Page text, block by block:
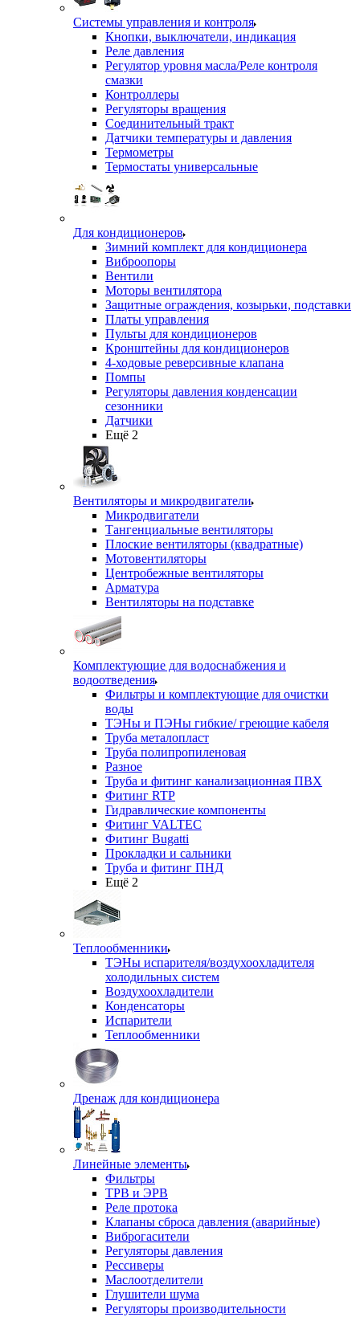
Системы управления и контроля
Кнопки, выключатели, индикация
Реле давления
Регулятор уровня масла/Реле контроля
смазки
Контроллеры
Регуляторы вращения
Соединительный тракт
Датчики температуры и давления
Термометры
Термостаты универсальные
Для кондиционеров
Зимний комплект для кондиционера
Виброопоры
Вентили
Моторы вентилятора
Защитные ограждения, козырьки, подставки
Платы управления
Пульты для кондиционеров
Кронштейны для кондиционеров
4-ходовые реверсивные клапана
Помпы
Регуляторы давления конденсации
сезонники
Датчики
Ещё 2
Вентиляторы и микродвигатели
Микродвигатели
Тангенциальные вентиляторы
Плоские вентиляторы (квадратные)
Мотовентиляторы
Центробежные вентиляторы
Арматура
Вентиляторы на подставке
Комплектующие для водоснабжения и
водоотведения
Фильтры и комплектующие для очистки
воды
ТЭНы и ПЭНы гибкие/ греющие кабеля
Труба металопласт
Труба полипропиленовая
Разное
Труба и фитинг канализационная ПВХ
Фитинг RTP
Гидравлические компоненты
Фитинг VALTEC
Фитинг Bugatti
Прокладки и сальники
Труба и фитинг ПНД
Ещё 2
Теплообменники
ТЭНы испарителя/воздухоохладителя
холодильных систем
Воздухоохладители
Конденсаторы
Испарители
Теплообменники
Дренаж для кондиционера
Линейные элементы
Фильтры
ТРВ и ЭРВ
Реле протока
Клапаны сброса давления (аварийные)
Виброгасители
Регуляторы давления
Рессиверы
Маслоотделители
Глушители шума
Регуляторы производительности